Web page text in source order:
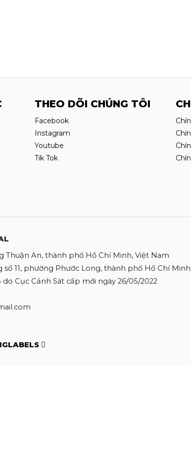
THEO DÕI CHÚNG TÔI
Facebook
Instagram
Youtube
Tik Tok
Thuận An, thành phố Hồ Chí Minh, Việt Nam
số 11, phường Phước Long, thành phố Hồ Chí
do Cục Cảnh Sát cấp mới ngày 26/05/2022